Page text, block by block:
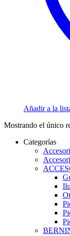
Añadir a la
Mostrando el único
Categorías